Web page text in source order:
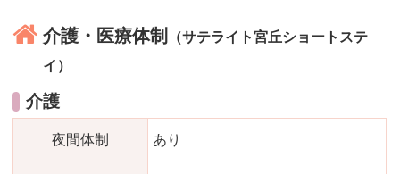
介護・医療体制
（サテライト宮丘ショートステ
イ）
介護
夜間体制 あり